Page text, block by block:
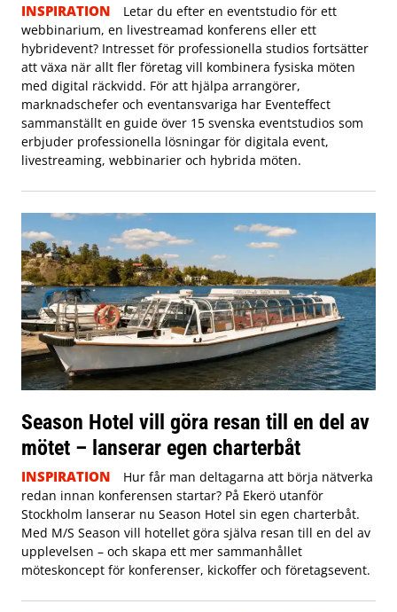
INSPIRATION
Letar du efter en eventstudio för ett
webbinarium, en livestreamad konferens eller ett
hybridevent? Intresset för professionella studios fortsätter
att växa när allt fler företag vill kombinera fysiska möten
med digital räckvidd. För att hjälpa arrangörer,
marknadschefer och eventansvariga har Eventeffect
sammanställt en guide över 15 svenska eventstudios som
erbjuder professionella lösningar för digitala event,
livestreaming, webbinarier och hybrida möten.
Season Hotel vill göra resan till en del av
mötet – lanserar egen charterbåt
INSPIRATION
Hur får man deltagarna att börja nätverka
redan innan konferensen startar? På Ekerö utanför
Stockholm lanserar nu Season Hotel sin egen charterbåt.
Med M/S Season vill hotellet göra själva resan till en del av
upplevelsen – och skapa ett mer sammanhållet
möteskoncept för konferenser, kickoffer och företagsevent.